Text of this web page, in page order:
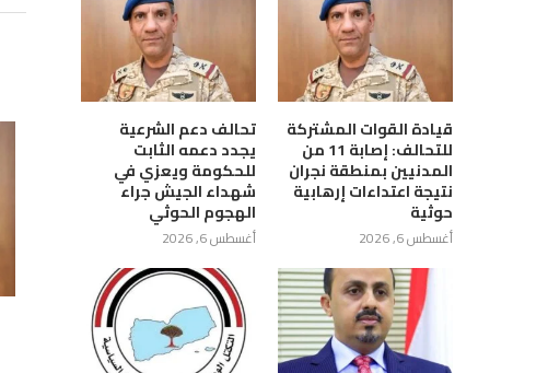
يستقبل وزير الدولة لشؤون
المرأة ويؤكد أهمية...
رئيس الوزراء يؤكد ان الحكومة
ستواصل توفير كل...
قيادة القوات المشتركة
للتحالف: إصابة 11 من
المدنيين بمنطقة نجران
نتيجة اعتداءات إرهابية
حوثية
أغسطس 6, 2026
تحالف دعم الشرعية
يجدد دعمه الثابت
للحكومة ويعزي في
شهداء الجيش جراء
الهجوم الحوثي
أغسطس 6, 2026